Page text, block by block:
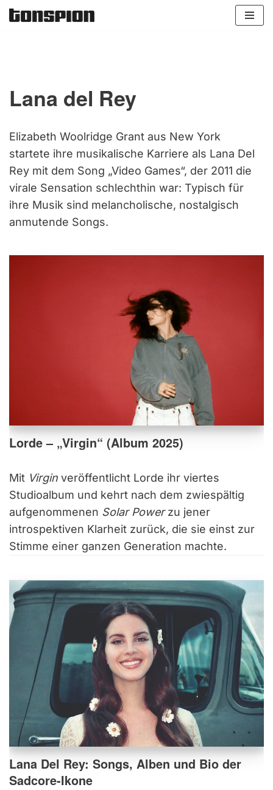
Lana del Rey
Elizabeth Woolridge Grant aus New York
startete ihre musikalische Karriere als Lana Del
Rey mit dem Song „Video Games“, der 2011 die
virale Sensation schlechthin war: Typisch für
ihre Musik sind melancholische, nostalgisch
anmutende Songs.
Lorde – „Virgin“ (Album 2025)
Mit Virgin veröffentlicht Lorde ihr viertes
Studioalbum und kehrt nach dem zwiespältig
aufgenommenen Solar Powerzu jener
introspektiven Klarheit zurück, die sie einst zur
Stimme einer ganzen Generation machte.
Lana Del Rey: Songs, Alben und Bio der
Sadcore-Ikone